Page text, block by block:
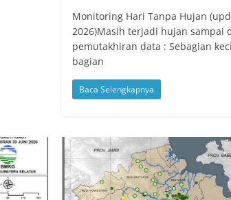
Monitoring Hari Tanpa Hujan
2026)Masih terjadi hujan sampai
pemutakhiran data : Sebagian
bagian
Baca Selengkapnya